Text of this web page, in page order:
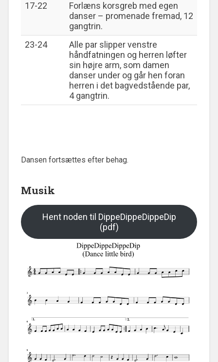
17-22
Forlæns korsgreb med egen
danser – promenade fremad, 12
gangtrin.
23-24
Alle par slipper venstre
håndfatningen og herren løfter
sin højre arm, som damen
danser under og går hen foran
herren i det bagvedstående par,
4 gangtrin.
Dansen fortsættes efter behag.
Musik
Hent noden til DippeDippeDippeDip
(pdf)